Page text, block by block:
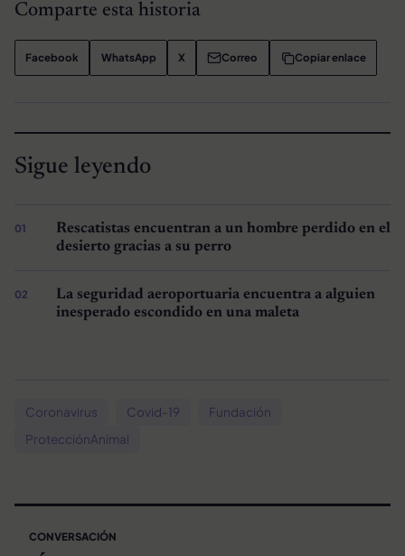
Comparte esta historia
Facebook WhatsApp X Correo Copiar enlace
Sigue leyendo
Rescatistas encuentran a un hombre perdido en el
desierto gracias a su perro
La seguridad aeroportuaria encuentra a alguien
inesperado escondido en una maleta
Coronavirus Covid-19
Fundación
ProtecciónAnimal
CONVERSACIÓN